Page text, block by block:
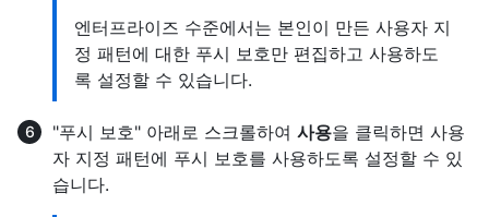
엔터프라이즈 수준에서는 본인이 만든 사용자 지
정 패턴에 대한 푸시 보호만 편집하고 사용하도
록 설정할 수 있습니다.
"푸시 보호" 아래로 스크롤하여 사용을 클릭하면 사용
자 지정 패턴에 푸시 보호를 사용하도록 설정할 수 있
습니다.